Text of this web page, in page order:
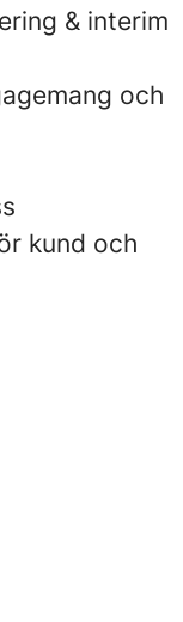
& interim
och
kund och